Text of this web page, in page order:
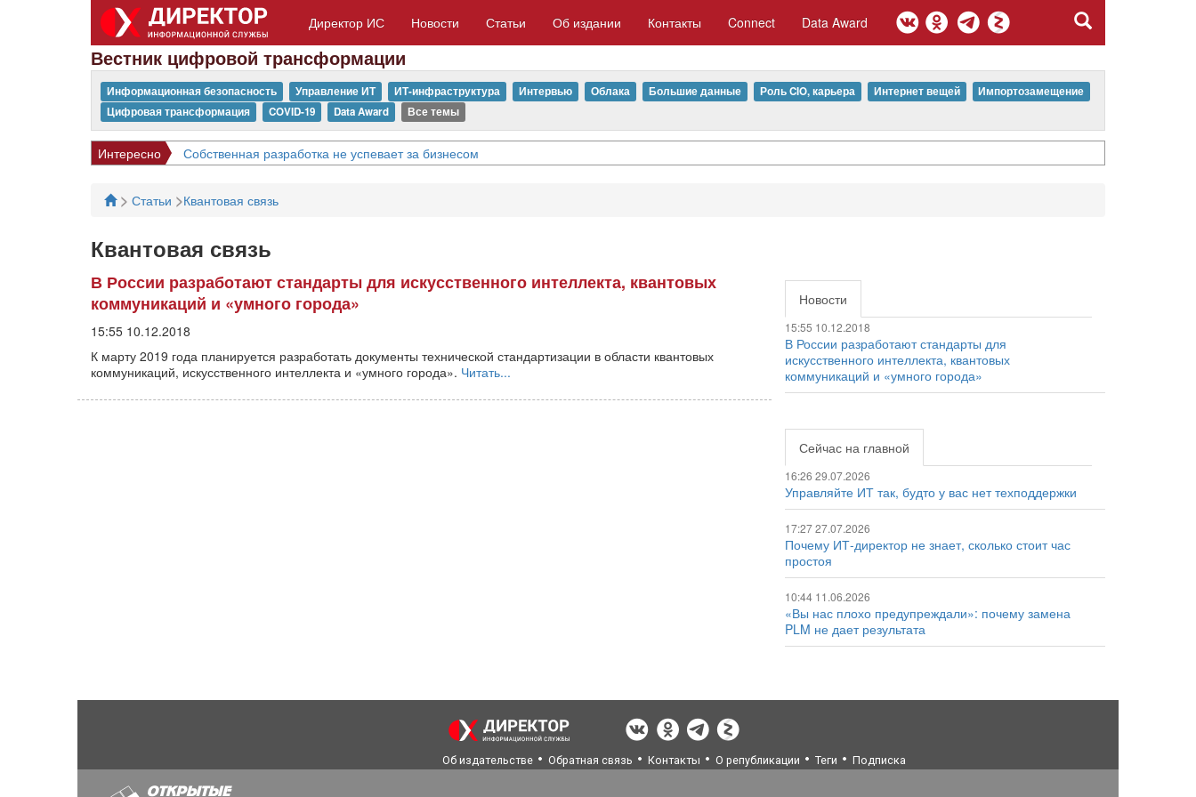
Директор ИС Новости Статьи Об издании Контакты Connect Data Award
Вестник цифровой трансформации
Информационная безопасность Управление ИТ ИТ-инфраструктура Интервью Облака Большие данные Роль CIO, карьера Интернет вещей
Импортозамещение
Цифровая трансформация
COVID-19 Data Award Все темы
Интересно Собственная разработка не успевает за бизнесом
> Статьи >Квантовая связь
Квантовая связь
В России разработают стандарты для искусственного интеллекта, квантовых
коммуникаций и «умного города»
15:55 10.12.2018
К марту 2019 года планируется разработать документы технической стандартизации в области квантовых
коммуникаций, искусственного интеллекта и «умного города». Читать...
Новости
15:55 10.12.2018
В России разработают стандарты для
искусственного интеллекта, квантовых
коммуникаций и «умного города»
Сейчас на главной
16:26 29.07.2026
Управляйте ИТ так, будто у вас нет техподдержки
17:27 27.07.2026
Почему ИТ-директор не знает, сколько стоит час
простоя
10:44 11.06.2026
«Вы нас плохо предупреждали»: почему замена
PLM не дает результата
Об издательстве Обратная связь Контакты О републикации Теги Подписка